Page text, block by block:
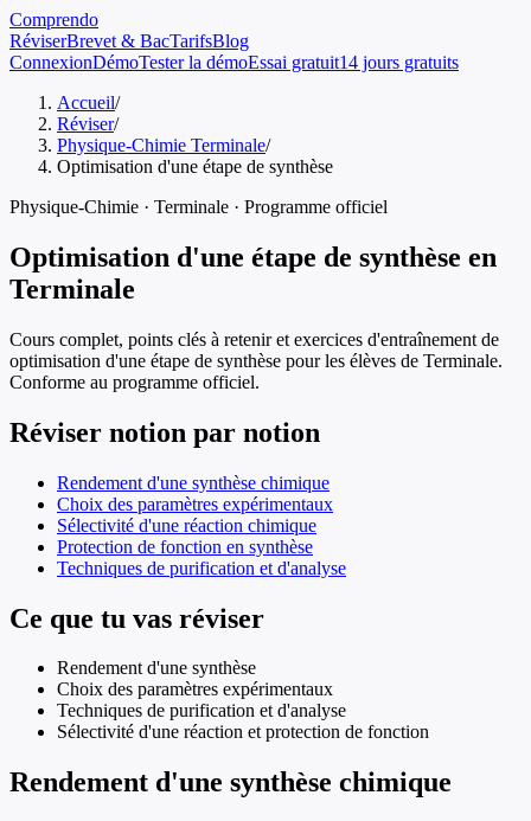
Comprendo
RéviserBrevet & BacTarifsBlog
ConnexionDémoTester la démoEssai gratuit14 jours gratuits
Accueil/
Réviser/
Physique-Chimie Terminale/
Optimisation d'une étape de synthèse
Physique-Chimie · Terminale · Programme officiel
Optimisation d'une étape de synthèse en
Terminale
Cours complet, points clés à retenir et exercices d'entraînement de
optimisation d'une étape de synthèse pour les élèves de Terminale.
Conforme au programme officiel.
Réviser notion par notion
Rendement d'une synthèse chimique
Choix des paramètres expérimentaux
Sélectivité d'une réaction chimique
Protection de fonction en synthèse
Techniques de purification et d'analyse
Ce que tu vas réviser
Rendement d'une synthèse
Choix des paramètres expérimentaux
Techniques de purification et d'analyse
Sélectivité d'une réaction et protection de fonction
Rendement d'une synthèse chimique